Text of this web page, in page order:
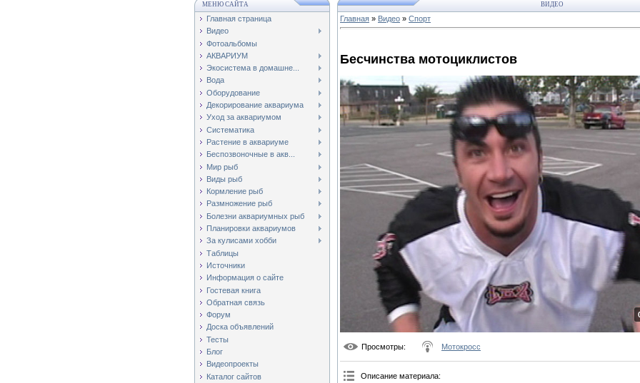
МЕНЮ САЙТА
Главная страница
Видео
Фотоальбомы
АКВАРИУМ
Экосистема в домашне...
Вода
Оборудование
Декорирование аквариума
Уход за аквариумом
Систематика
Растение в аквариуме
Беспозвоночные в акв...
Мир рыб
Виды рыб
Кормление рыб
Размножение рыб
Болезни аквариумных рыб
Планировки аквариумов
За кулисами хобби
Таблицы
Источники
Информация о сайте
Гостевая книга
Обратная связь
Форум
Доска объявлений
Тесты
Блог
Видеопроекты
Каталог сайтов
ВИДЕО
Главная » Видео » Спорт
Бесчинства мотоциклистов
Просмотры: Мотокросс
Описание материала: